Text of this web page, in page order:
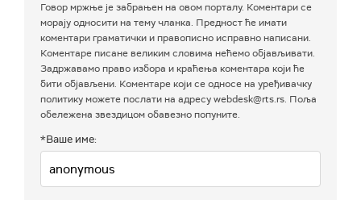
Говор мржње је забрањен на овом порталу. Коментари се
морају односити на тему чланка. Предност ће имати
коментари граматички и правописно исправно написани.
Коментаре писане великим словима нећемо објављивати.
Задржавамо право избора и краћења коментара који ће
бити објављени. Коментаре који се односе на уређивачку
политику можете послати на адресу webdesk@rts.rs. Поља
обележена звездицом обавезно попуните.
*Ваше име: